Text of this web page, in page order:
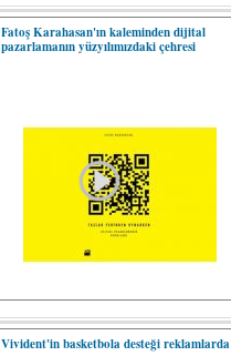
Fatoş Karahasan'ın kaleminden dijital
pazarlamanın yüzyılımızdaki çehresi
Vivident'in basketbola desteği reklamlarda